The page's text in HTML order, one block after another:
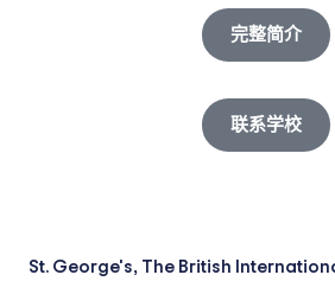
完整简介
联系学校
St. George's, The British